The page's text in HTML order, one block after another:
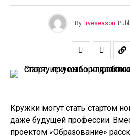
By liveseason
Кружки могут стать стартом
даже будущей профессии.
проектом «Образование»